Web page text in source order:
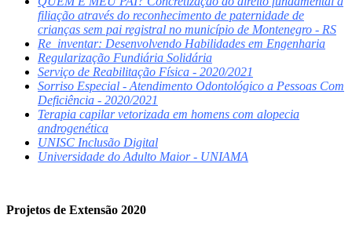
filiação através do reconhecimento de paternidade de
crianças sem pai registral no município de Montenegro - RS
Re_inventar: Desenvolvendo Habilidades em Engenharia
Regularização Fundiária Solidária
Serviço de Reabilitação Física - 2020/2021
Sorriso Especial - Atendimento Odontológico a Pessoas Com
Deficiência - 2020/2021
Terapia capilar vetorizada em homens com alopecia
androgenética
UNISC Inclusão Digital
Universidade do Adulto Maior - UNIAMA
Projetos de Extensão 2020